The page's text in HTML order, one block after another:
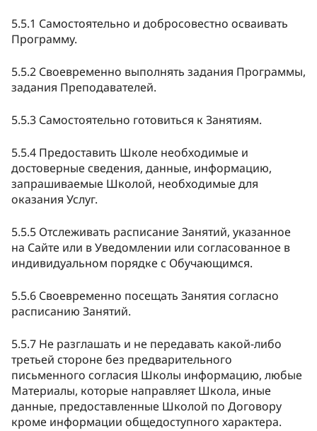
5.5.1 Самостоятельно и добросовестно осваивать
Программу.
5.5.2 Своевременно выполнять задания Программы,
задания Преподавателей.
5.5.3 Самостоятельно готовиться к Занятиям.
5.5.4 Предоставить Школе необходимые и
достоверные сведения, данные, информацию,
запрашиваемые Школой, необходимые для
оказания Услуг.
5.5.5 Отслеживать расписание Занятий, указанное
на Сайте или в Уведомлении или согласованное в
индивидуальном порядке с Обучающимся.
5.5.6 Своевременно посещать Занятия согласно
расписанию Занятий.
5.5.7 Не разглашать и не передавать какой-либо
третьей стороне без предварительного
письменного согласия Школы информацию, любые
Материалы, которые направляет Школа, иные
данные, предоставленные Школой по Договору
кроме информации общедоступного характера.